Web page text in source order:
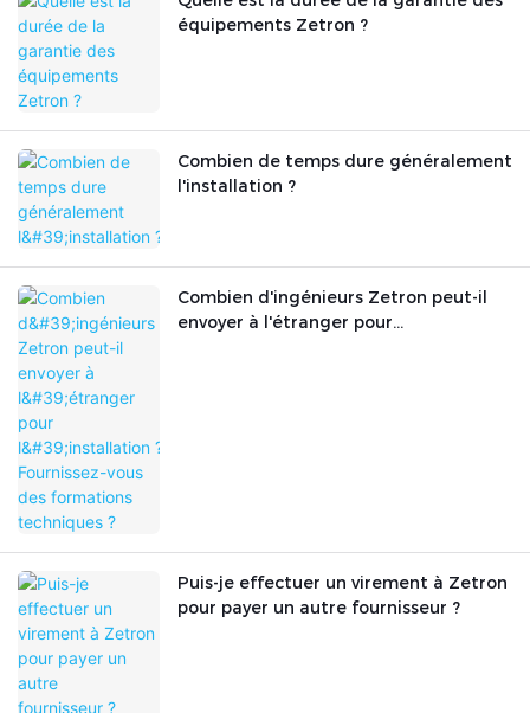
équipements Zetron ?
Combien de temps dure généralement
l'installation ?
Combien d'ingénieurs Zetron peut-il
envoyer à l'étranger pour
Puis-je effectuer un virement à Zetron
pour payer un autre fournisseur ?